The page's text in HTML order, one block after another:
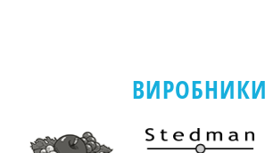
ВИРОБНИКИ